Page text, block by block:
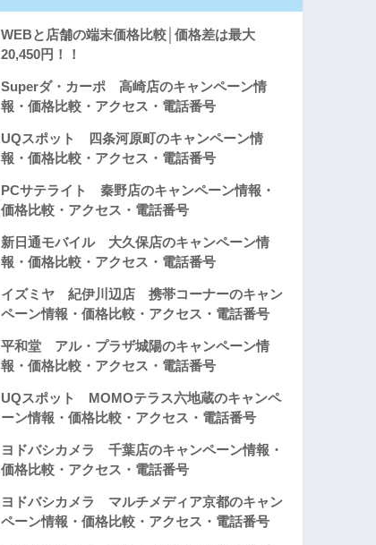
WEBと店舗の端末価格比較│価格差は最大
20,450円！！
Superダ・カーポ 高崎店のキャンペーン情
報・価格比較・アクセス・電話番号
UQスポット 四条河原町のキャンペーン情
報・価格比較・アクセス・電話番号
PCサテライト 秦野店のキャンペーン情報・
価格比較・アクセス・電話番号
新日通モバイル 大久保店のキャンペーン情
報・価格比較・アクセス・電話番号
イズミヤ 紀伊川辺店 携帯コーナーのキャン
ペーン情報・価格比較・アクセス・電話番号
平和堂 アル・プラザ城陽のキャンペーン情
報・価格比較・アクセス・電話番号
UQスポット MOMOテラス六地蔵のキャンペ
ーン情報・価格比較・アクセス・電話番号
ヨドバシカメラ 千葉店のキャンペーン情報・
価格比較・アクセス・電話番号
ヨドバシカメラ マルチメディア京都のキャン
ペーン情報・価格比較・アクセス・電話番号